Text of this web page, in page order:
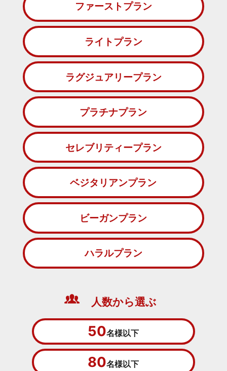
ファーストプラン
ライトプラン
ラグジュアリープラン
プラチナプラン
セレブリティープラン
ベジタリアンプラン
ビーガンプラン
ハラルプラン
人数から選ぶ
50名様以下
80名様以下